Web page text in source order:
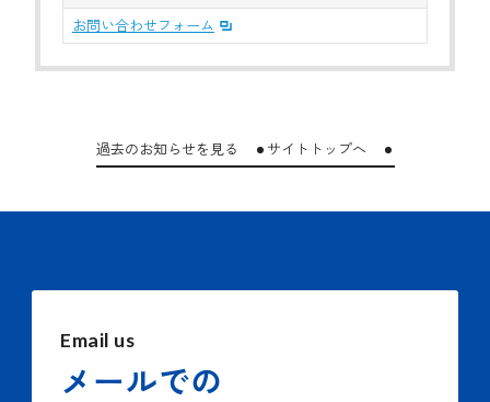
お問い合わせフォーム
過去のお知らせを見る サイトトップへ
Email us
メールでの